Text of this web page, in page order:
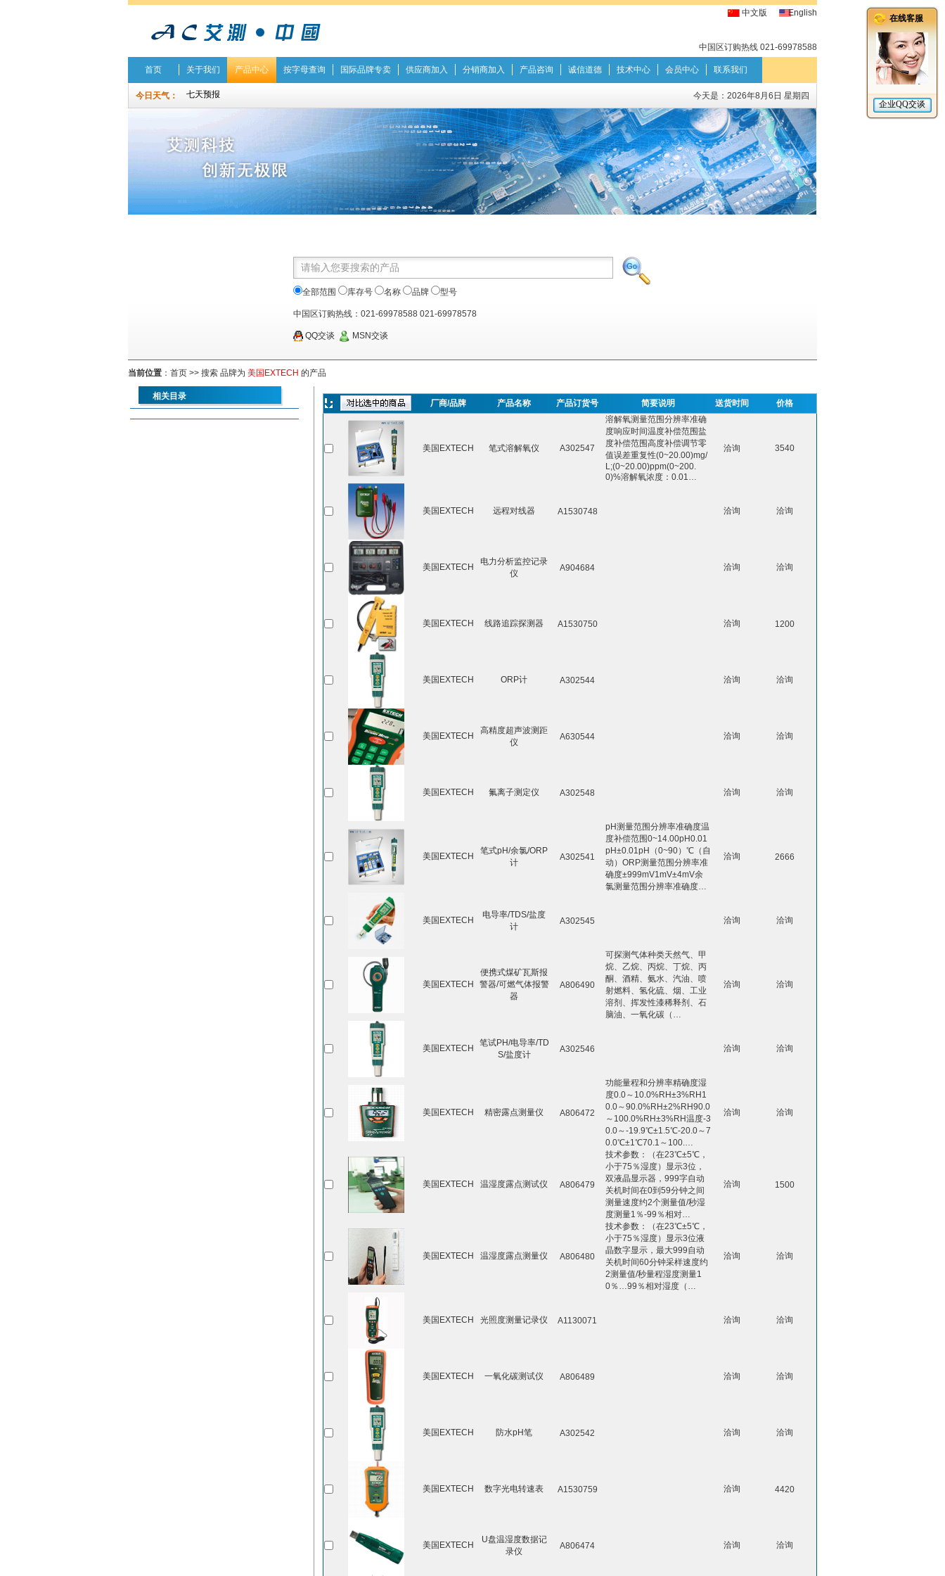
中文版 English
中国区订购热线 021-69978588
首页 关于我们 产品中心 按字母查询 国际品牌专卖 供应商加入 分销商加入 产品咨询 诚信道德 技术中心 会员中心 联系我们
今日天气： 今天是： 2026年8月6日 星期四
全部范围 库存号 名称 品牌 型号
中国区订购热线：021-69978588 021-69978578
QQ交谈 MSN交谈
当前位置 ： 首页 >> 搜索 品牌为 美国EXTECH 的产品
相关目录
厂商/品牌 产品名称 产品订货号 简要说明 送货时间 价格
美国EXTECH 笔式溶解氧仪 A302547
溶解氧测量范围分辨率准确
度响应时间温度补偿范围盐
度补偿范围高度补偿调节零
值误差重复性(0~20.00)mg/
L;(0~20.00)ppm(0~200.
0)%溶解氧浓度：0.01…
洽询 3540
美国EXTECH 远程对线器 A1530748 洽询 洽询
美国EXTECH
电力分析监控记录
仪
A904684 洽询 洽询
美国EXTECH 线路追踪探测器 A1530750 洽询 1200
美国EXTECH ORP计 A302544 洽询 洽询
美国EXTECH
高精度超声波测距
仪
A630544 洽询 洽询
美国EXTECH 氟离子测定仪 A302548 洽询 洽询
美国EXTECH
笔式pH/余氯/ORP
计
A302541
pH测量范围分辨率准确度温
度补偿范围0~14.00pH0.01
pH±0.01pH（0~90）℃（自
动）ORP测量范围分辨率准
确度±999mV1mV±4mV余
氯测量范围分辨率准确度…
洽询 2666
美国EXTECH
电导率/TDS/盐度
计
A302545 洽询 洽询
美国EXTECH
便携式煤矿瓦斯报
警器/可燃气体报警
器
A806490
可探测气体种类天然气、甲
烷、乙烷、丙烷、丁烷、丙
酮、酒精、氨水、汽油、喷
射燃料、氢化硫、烟、工业
溶剂、挥发性漆稀释剂、石
脑油、一氧化碳（…
洽询 洽询
美国EXTECH
笔试PH/电导率/TD
S/盐度计
A302546 洽询 洽询
美国EXTECH 精密露点测量仪 A806472
功能量程和分辨率精确度湿
度0.0～10.0%RH±3%RH1
0.0～90.0%RH±2%RH90.0
～100.0%RH±3%RH温度-3
0.0～-19.9℃±1.5℃-20.0～7
0.0℃±1℃70.1～100.…
洽询 洽询
美国EXTECH 温湿度露点测试仪 A806479
技术参数：（在23℃±5℃，
小于75％湿度）显示3位，
双液晶显示器，999字自动
关机时间在0到59分钟之间
测量速度约2个测量值/秒湿
度测量1％-99％相对…
洽询 1500
美国EXTECH 温湿度露点测量仪 A806480
技术参数：（在23℃±5℃，
小于75％湿度）显示3位液
晶数字显示，最大999自动
关机时间60分钟采样速度约
2测量值/秒量程湿度测量1
0％…99％相对湿度（…
洽询 洽询
美国EXTECH 光照度测量记录仪 A1130071 洽询 洽询
美国EXTECH 一氧化碳测试仪 A806489 洽询 洽询
美国EXTECH 防水pH笔 A302542 洽询 洽询
美国EXTECH 数字光电转速表 A1530759 洽询 4420
美国EXTECH
U盘温湿度数据记
录仪
A806474 洽询 洽询